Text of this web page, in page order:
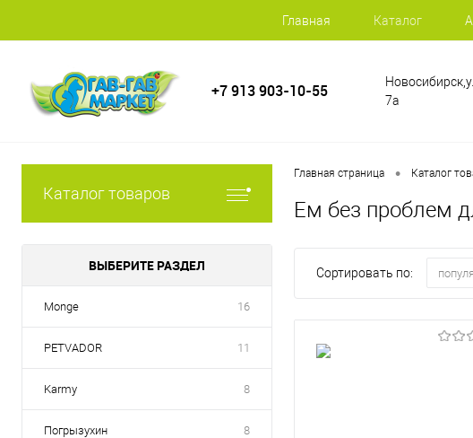
Главная Каталог
+7 913 903-10-55
7а
Каталог товаров
ВЫБЕРИТЕ РАЗДЕЛ
Monge 16
PETVADOR 11
Karmy 8
Погрызухин 8
Главная страница • Каталог
Ем без проблем
Сортировать по: